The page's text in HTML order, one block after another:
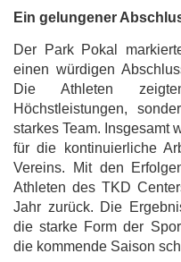
Ein gelungener
Der Park Pokal
einen würdigen
Die Athleten
Höchstleistungen,
starkes Team. Insgesamt
für die kontinuierliche
Vereins. Mit den
Athleten des TKD
Jahr zurück. Die
die starke Form der
die kommende Saison